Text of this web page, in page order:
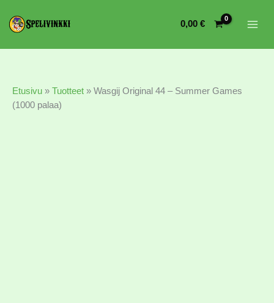
0,00 €
Etusivu » Tuotteet » Wasgij Original 44 – Summer Games
(1000 palaa)